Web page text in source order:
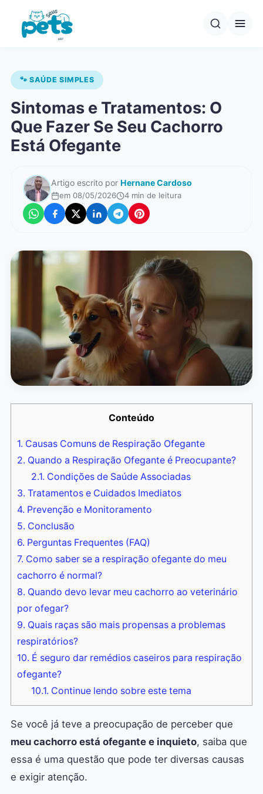
🐾 SAÚDE SIMPLES
Sintomas e Tratamentos: O
Que Fazer Se Seu Cachorro
Está Ofegante
Artigo escrito por Hernane Cardoso
em 08/05/2026 4 min de leitura
Conteúdo
1. Causas Comuns de Respiração Ofegante
2. Quando a Respiração Ofegante é Preocupante?
2.1. Condições de Saúde Associadas
3. Tratamentos e Cuidados Imediatos
4. Prevenção e Monitoramento
5. Conclusão
6. Perguntas Frequentes (FAQ)
7. Como saber se a respiração ofegante do meu
cachorro é normal?
8. Quando devo levar meu cachorro ao veterinário
por ofegar?
9. Quais raças são mais propensas a problemas
respiratórios?
10. É seguro dar remédios caseiros para respiração
ofegante?
10.1. Continue lendo sobre este tema
Se você já teve a preocupação de perceber que
meu cachorro está ofegante e inquieto, saiba que
essa é uma questão que pode ter diversas causas
e exigir atenção.